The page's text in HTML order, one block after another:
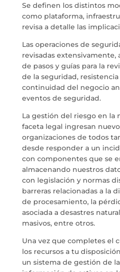
Se definen los distintos
como plataforma,
revisa a detalle las
Las operaciones de
revisadas extensivamente,
de pasos y guías para la
de la seguridad, resistencia
continuidad del negocio
eventos de seguridad.
La gestión del riesgo en la
faceta legal ingresan
organizaciones de todos
desde responder a un
con componentes que se
almacenando nuestros
con legislación y normas
barreras relacionadas a la
de procesamiento, la
asociada a desastres
masivos, entre otros.
Una vez que completes el
los recursos a tu
un sistema de gestión de